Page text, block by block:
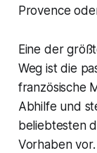
Provence
Eine der
Weg ist die
französische
Abhilfe und
beliebtesten
Vorhaben vor.